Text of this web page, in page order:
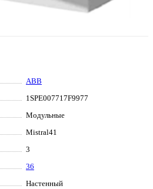
ABB
1SPE007717F9977
Модульные
Mistral41
3
36
Настенный